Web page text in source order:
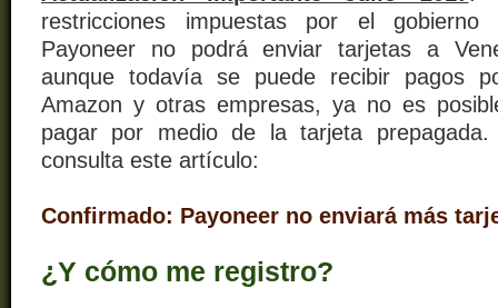
restricciones impuestas por el
Payoneer no podrá enviar tarjetas a
aunque todavía se puede recibir pagos
Amazon y otras empresas, ya no es
pagar por medio de la tarjeta
consulta este artículo:
Confirmado: Payoneer no enviará más
¿Y cómo me registro?